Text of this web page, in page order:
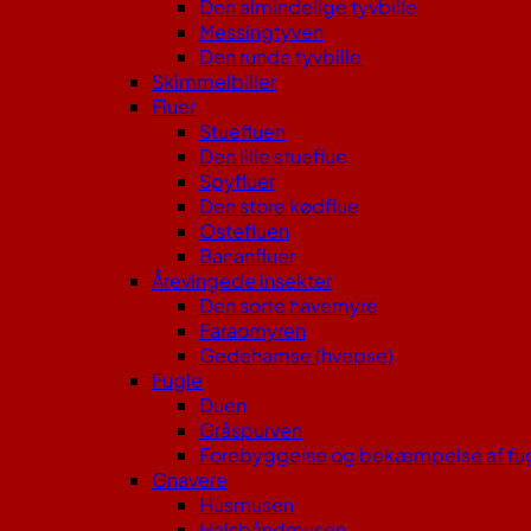
Den almindelige tyvbille
Messingtyven
Den runde tyvbille
Skimmelbiller
Fluer
Stuefluen
Den lille stueflue
Spyfluer
Den store kødflue
Ostefluen
Bananfluer
Årevingede insekter
Den sorte havemyre
Faraomyren
Gedehamse (hvepse)
Fugle
Duen
Gråspurven
Forebyggelse og bekæmpelse af
Gnavere
Husmusen